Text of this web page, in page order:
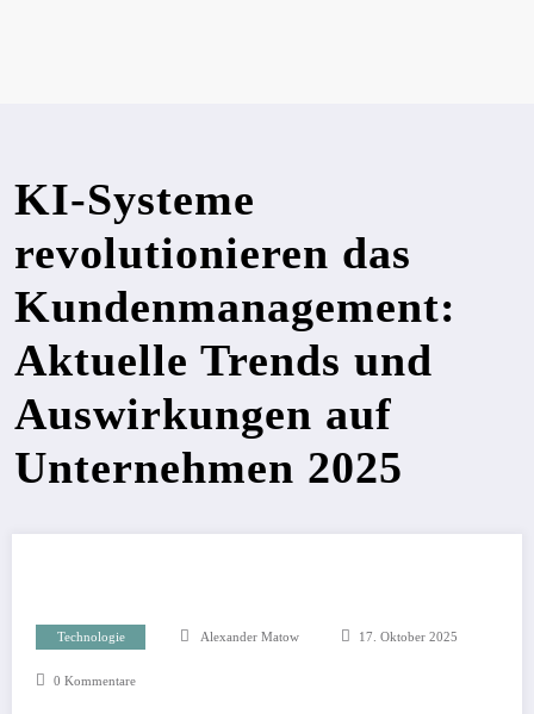
KI-Systeme
revolutionieren das
Kundenmanagement:
Aktuelle Trends und
Auswirkungen auf
Unternehmen 2025
Technologie Alexander Matow 17. Oktober 2025
0 Kommentare